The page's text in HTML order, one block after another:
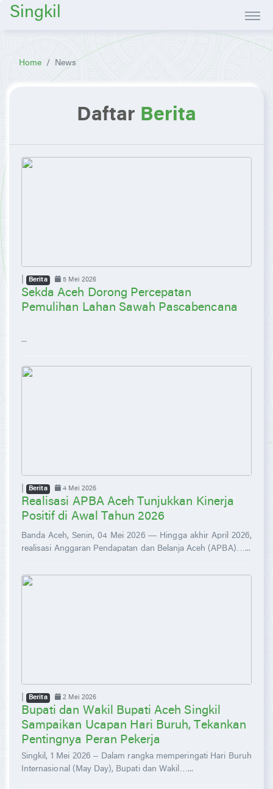
Singkil
Home News
Daftar Berita
| Berita 5 Mei 2026
Sekda Aceh Dorong Percepatan
Pemulihan Lahan Sawah Pascabencana
...
| Berita 4 Mei 2026
Realisasi APBA Aceh Tunjukkan Kinerja
Positif di Awal Tahun 2026
Banda Aceh, Senin, 04 Mei 2026 — Hingga akhir April 2026,
realisasi Anggaran Pendapatan dan Belanja Aceh (APBA)…...
| Berita 2 Mei 2026
Bupati dan Wakil Bupati Aceh Singkil
Sampaikan Ucapan Hari Buruh, Tekankan
Pentingnya Peran Pekerja
Singkil, 1 Mei 2026 – Dalam rangka memperingati Hari Buruh
Internasional (May Day), Bupati dan Wakil…...